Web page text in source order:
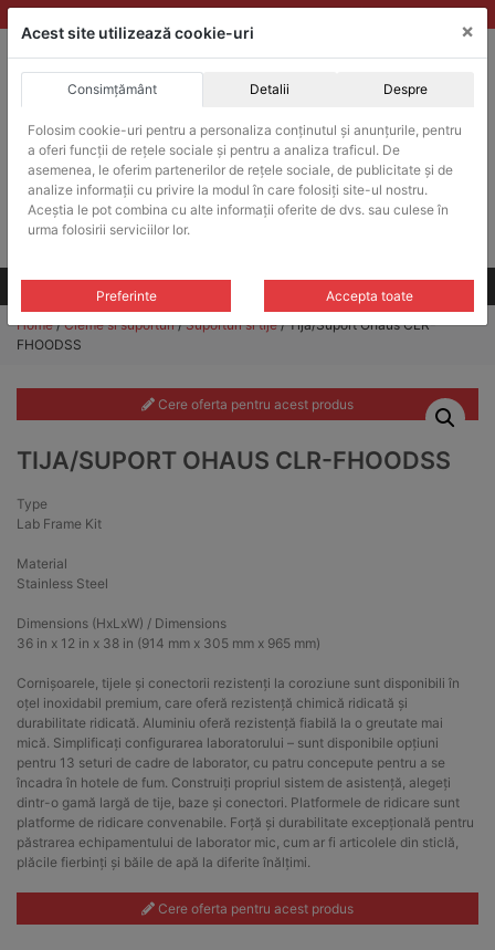
Skip
to
ACHIZITII PUBLICE
Produsele pot fi achizitionate si in sistemul SEAP / SICAP
Products
search
CAUTARE
Toate produsele
Home/Cleme si suporturi/Suporturi si tije/ Tija/Suport Ohaus CLR-
FHOODSS
Cere oferta pentru acest produs
TIJA/SUPORT OHAUS CLR-FHOODSS
Type
Lab Frame Kit
Material
Stainless Steel
Dimensions (HxLxW) / Dimensions
36 in x 12 in x 38 in (914 mm x 305 mm x 965 mm)
Cornișoarele, tijele și conectorii rezistenți la coroziune sunt disponibili în
oțel inoxidabil premium, care oferă rezistență chimică ridicată și
durabilitate ridicată. Aluminiu oferă rezistență fiabilă la o greutate mai
mică. Simplificați configurarea laboratorului – sunt disponibile opțiuni
pentru 13 seturi de cadre de laborator, cu patru concepute pentru a se
încadra în hotele de fum. Construiți propriul sistem de asistență, alegeți
dintr-o gamă largă de tije, baze și conectori. Platformele de ridicare sunt
platforme de ridicare convenabile. Forță și durabilitate excepțională pentru
păstrarea echipamentului de laborator mic, cum ar fi articolele din sticlă,
plăcile fierbinți și băile de apă la diferite înălțimi.
Cere oferta pentru acest produs
Acest site utilizează cookie-uri ×
Consimțământ Detalii Despre
Folosim cookie-uri pentru a personaliza conținutul și anunțurile, pentru
a oferi funcții de rețele sociale și pentru a analiza traficul. De
asemenea, le oferim partenerilor de rețele sociale, de publicitate și de
analize informații cu privire la modul în care folosiți site-ul nostru.
Aceștia le pot combina cu alte informații oferite de dvs. sau culese în
urma folosirii serviciilor lor.
Preferinte Accepta toate